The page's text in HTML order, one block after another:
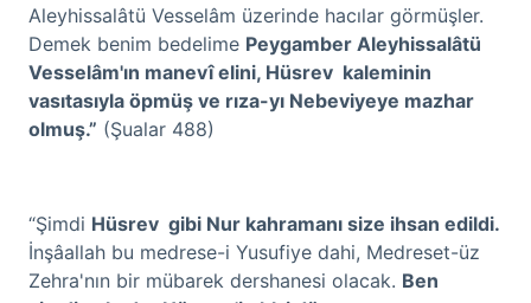
Aleyhissalâtü Vesselâm üzerinde hacılar görmüşler.
Demek benim bedelime Peygamber Aleyhissalâtü
Vesselâm'ın manevî elini, Hüsrev kaleminin
vasıtasıyla öpmüş ve rıza-yı Nebeviyeye mazhar
olmuş.” (Şualar 488)
“Şimdi Hüsrev gibi Nur kahramanı size ihsan edildi.
İnşâallah bu medrese-i Yusufiye dahi, Medreset-üz
Zehra'nın bir mübarek dershanesi olacak. Ben